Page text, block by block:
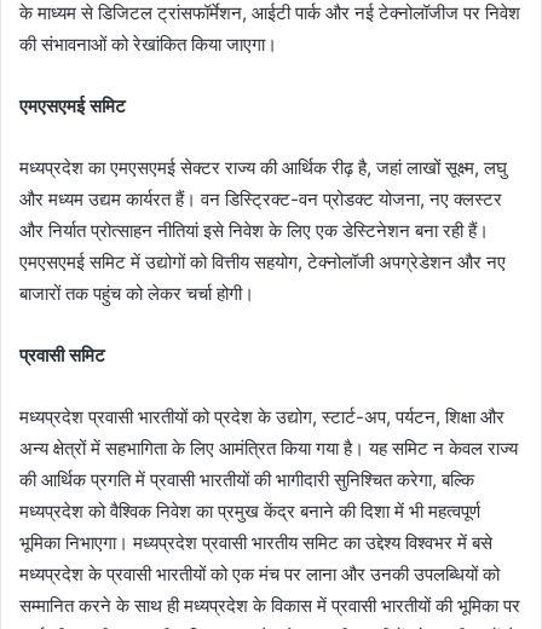
के माध्यम से डिजिटल ट्रांसफॉर्मेशन, आईटी पार्क और नई टेक्नोलॉजीज पर निवेश
की संभावनाओं को रेखांकित किया जाएगा।
एमएसएमई समिट
मध्यप्रदेश का एमएसएमई सेक्टर राज्य की आर्थिक रीढ़ है, जहां लाखों सूक्ष्म, लघु
और मध्यम उद्यम कार्यरत हैं। वन डिस्ट्रिक्ट-वन प्रोडक्ट योजना, नए क्लस्टर
और निर्यात प्रोत्साहन नीतियां इसे निवेश के लिए एक डेस्टिनेशन बना रही हैं।
एमएसएमई समिट में उद्योगों को वित्तीय सहयोग, टेक्नोलॉजी अपग्रेडेशन और नए
बाजारों तक पहुंच को लेकर चर्चा होगी।
प्रवासी समिट
मध्यप्रदेश प्रवासी भारतीयों को प्रदेश के उद्योग, स्टार्ट-अप, पर्यटन, शिक्षा और
अन्य क्षेत्रों में सहभागिता के लिए आमंत्रित किया गया है। यह समिट न केवल राज्य
की आर्थिक प्रगति में प्रवासी भारतीयों की भागीदारी सुनिश्चित करेगा, बल्कि
मध्यप्रदेश को वैश्विक निवेश का प्रमुख केंद्र बनाने की दिशा में भी महत्वपूर्ण
भूमिका निभाएगा। मध्यप्रदेश प्रवासी भारतीय समिट का उद्देश्य विश्वभर में बसे
मध्यप्रदेश के प्रवासी भारतीयों को एक मंच पर लाना और उनकी उपलब्धियों को
सम्मानित करने के साथ ही मध्यप्रदेश के विकास में प्रवासी भारतीयों की भूमिका पर